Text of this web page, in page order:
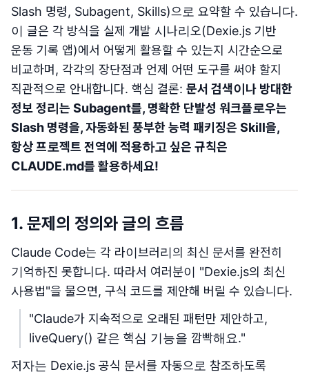
Slash 명령, Subagent, Skills)으로 요약할 수 있습니다.
이 글은 각 방식을 실제 개발 시나리오(Dexie.js 기반
운동 기록 앱)에서 어떻게 활용할 수 있는지 시간순으로
비교하며, 각각의 장단점과 언제 어떤 도구를 써야 할지
직관적으로 안내합니다. 핵심 결론: 문서 검색이나 방대한
정보 정리는 Subagent를, 명확한 단발성 워크플로우는
Slash 명령을, 자동화된 풍부한 능력 패키징은 Skill을,
항상 프로젝트 전역에 적용하고 싶은 규칙은
CLAUDE.md를 활용하세요!
1. 문제의 정의와 글의 흐름
Claude Code는 각 라이브러리의 최신 문서를 완전히
기억하진 못합니다. 따라서 여러분이 "Dexie.js의 최신
사용법"을 물으면, 구식 코드를 제안해 버릴 수 있습니다.
"Claude가 지속적으로 오래된 패턴만 제안하고,
liveQuery() 같은 핵심 기능을 깜빡해요."
저자는 Dexie.js 공식 문서를 자동으로 참조하도록